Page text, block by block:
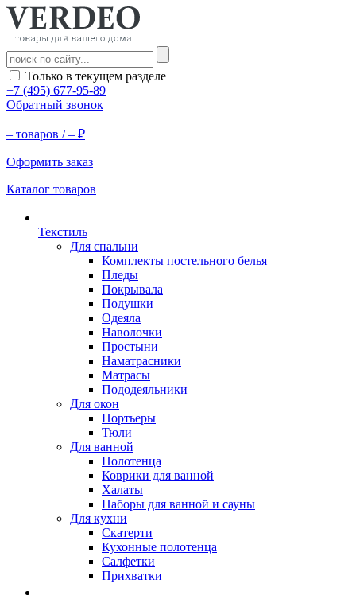
Только в текущем разделе
+7 (495) 677-95-89
Обратный звонок
– товаров /– ₽
Оформить заказ
Каталог товаров
Текстиль
Для спальни
Комплекты постельного белья
Пледы
Покрывала
Подушки
Одеяла
Наволочки
Простыни
Наматрасники
Матрасы
Пододеяльники
Для окон
Портьеры
Тюли
Для ванной
Полотенца
Коврики для ванной
Халаты
Наборы для ванной и сауны
Для кухни
Скатерти
Кухонные полотенца
Салфетки
Прихватки